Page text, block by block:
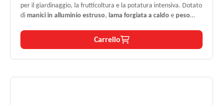
per il giardinaggio, la frutticoltura e la potatura intensiva. Dotato
di manici in alluminio estruso, lama forgiata a caldo epeso
leggerezza per un'esperienza di taglio efficace e duratura.
Carrello